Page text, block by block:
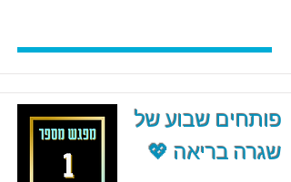
פותחים שבוע של
שגרה בריאה 💖